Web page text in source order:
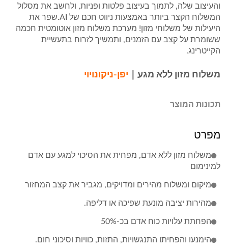
והעיצוב שלה, לתמוך בעיצוב פלטות ופניות, ולחשב את מסלול
המשלוח הקצר ביותר באמצעות ניווט חכם של AI.שפר את
היעילות של משלוחי מזון! מערכת משלוח מזון אוטומטית חכמה
ששומרת על קצב עם הזמנים, ותמשיך לזרוח בתעשיית
הקייטרינג.
משלוח מזון ללא מגע יפן-ניקונויוי
תכונות המוצר
מפרט
משלוח מזון ללא אדם, מפחית את הסיכוי למגע עם אדם
למינימום
מיקום ומשלוח מהירים ומדויקים, מגביר את קצב המחזור
מהירות יציבה מונעת שפיכה או דליפה.
הפחתת עלויות כוח אדם בכ-50%
הימנעו והפחיתו התנגשויות, התזות, כוויות וסיכוני חום.